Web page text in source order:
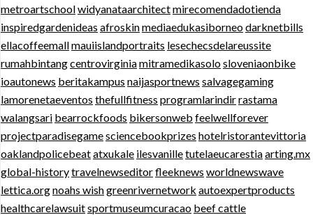
metroartschoolwidyanataarchitectmirecomendadotienda
inspiredgardenideas afroskinmediaedukasiborneodarknetbills
ellacoffeemallmauiislandportraits lesechecsdelareussite
rumahbintangcentrovirginiamitramedikasolosloveniaonbike
ioautonews beritakampus naijasportnews salvagegaming
lamorenetaeventos thefullfitness programlarindirrastama
walangsari bearrockfoods bikersonweb feelwellforever
projectparadisegamesciencebookprizes hotelristorantevittoria
oaklandpolicebeatatxukale ilesvanilletutelaeucarestiaarting.mx
global-historytravelnewseditorfleeknews worldnewswave
lettica.orgnoahs wishgreenrivernetwork autoexpertproducts
healthcarelawsuitsportmuseumcuracao beef cattle